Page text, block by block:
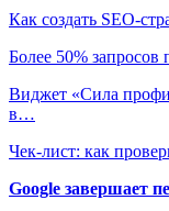
Как создать SEO-
Более 50%
Виджет «Сила
в…
Чек-лист: как
Google завершает